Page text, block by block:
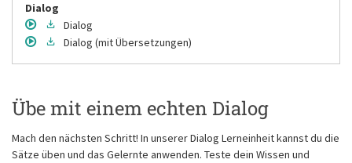
Dialog
Dialog
Dialog (mit Übersetzungen)
Übe mit einem echten Dialog
Mach den nächsten Schritt! In unserer Dialog Lerneinheit kannst du die
Sätze üben und das Gelernte anwenden. Teste dein Wissen und